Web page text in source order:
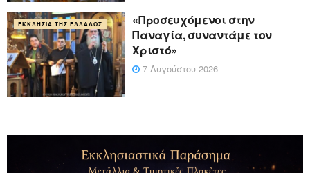
ΕΚΚΛΗΣΊΑ ΤΗΣ ΕΛΛΆΔΟΣ
«Προσευχόμενοι στην
Παναγία, συναντάμε τον
Χριστό»
7 Αυγούστου 2026